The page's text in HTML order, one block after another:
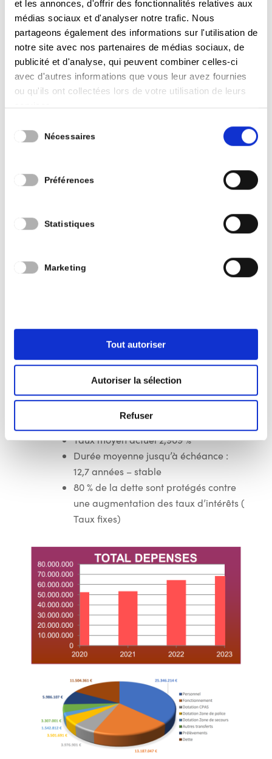
et les annonces, d'offrir des fonctionnalités relatives aux
médias sociaux et d'analyser notre trafic. Nous
partageons également des informations sur l'utilisation de
notre site avec nos partenaires de médias sociaux, de
publicité et d'analyse, qui peuvent combiner celles-ci
avec d'autres informations que vous leur avez fournies
ou qu'ils ont collectées lors de votre utilisation de leurs
services.
Nécessaires
Préférences
Statistiques
Marketing
Tout autoriser
Autoriser la sélection
Refuser
Dotation au CPAS :+ 189 376 €
Dotation à la Zone de police :+ 68 660
€
Dotation à la Zone de Secours (
Pompiers) : + 80597 €
Intervention Fabriques d’églises et autres
Taux de réalisation : 93,72 % par rapport au
Les dépenses relatives à la dette
Le solde restant dû (à charge de la
78 952
le service des finances pour contrôler les
taux d’emprunts .
Exemple : Les emprunts pour la place
Leopold ont un taux d’intérêt bloqué à
2,11 % sur une durée de 25 ans . Sans
Taux moyen actuel 2,909 %
Durée moyenne jusqu’à échéance :
12,7 années – stable
80 % de la dette sont protégés contre
une augmentation des taux d’intérêts (
Taux fixes)